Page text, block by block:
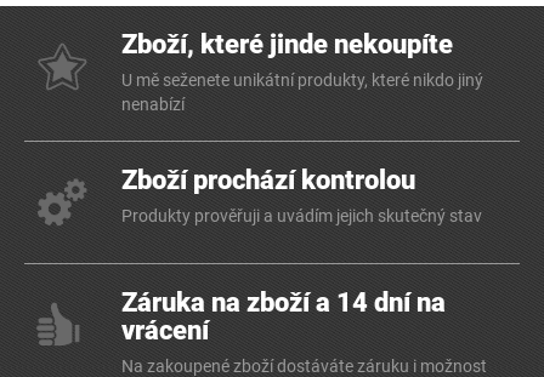
Zboží, které jinde nekoupíte
U mě seženete unikátní produkty, které nikdo jiný
nenabízí
Zboží prochází kontrolou
Produkty prověřuji a uvádím jejich skutečný stav
Záruka na zboží a 14 dní na
vrácení
Na zakoupené zboží dostáváte záruku i možnost